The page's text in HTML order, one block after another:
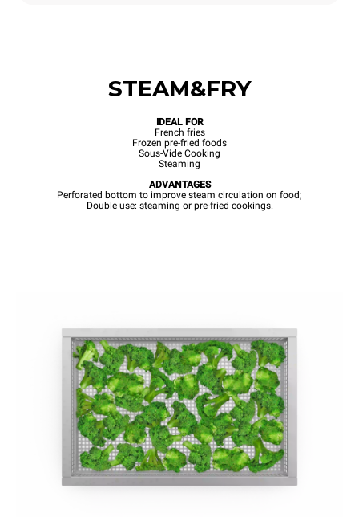
STEAM&FRY
IDEAL FOR
French fries
Frozen pre-fried foods
Sous-Vide Cooking
Steaming
ADVANTAGES
Perforated bottom to improve steam circulation on food;
Double use: steaming or pre-fried cookings.